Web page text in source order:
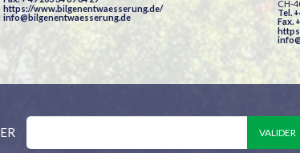
https://www.bilgenentwaesserung.de/
info@bilgenentwaesserung.de
CH-
Tel.
Fax.